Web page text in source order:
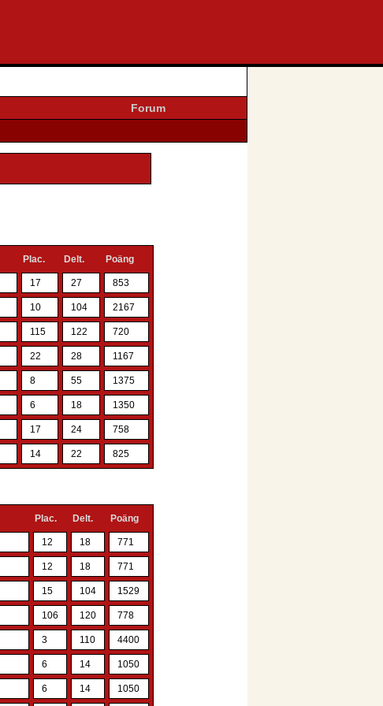
Forum
Plac. Delt. Poäng
17 27 853
10 104 2167
115 122 720
22 28 1167
8 55 1375
6 18 1350
17 24 758
14 22 825
Plac. Delt. Poäng
12 18 771
12 18 771
15 104 1529
106 120 778
3 110 4400
6 14 1050
6 14 1050